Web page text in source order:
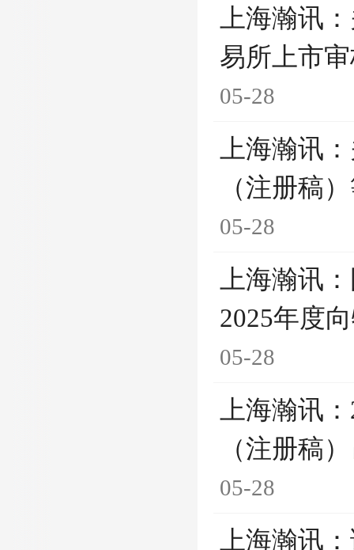
上海瀚讯
易所上市
05-28
上海瀚讯
（注册稿
05-28
上海瀚讯
2025年度
05-28
上海瀚讯
（注册稿）
05-28
上海瀚讯